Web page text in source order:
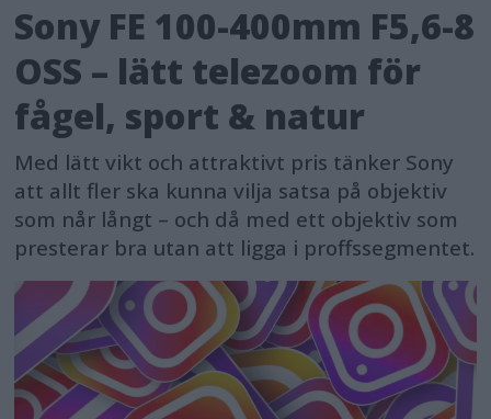
Sony FE 100-400mm F5,6-8
OSS – lätt telezoom för
fågel, sport & natur
Med lätt vikt och attraktivt pris tänker Sony
att allt fler ska kunna vilja satsa på objektiv
som når långt – och då med ett objektiv som
presterar bra utan att ligga i proffssegmentet.